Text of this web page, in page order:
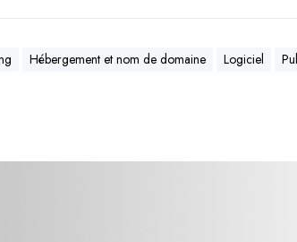
Hébergement et nom de domaine Logiciel